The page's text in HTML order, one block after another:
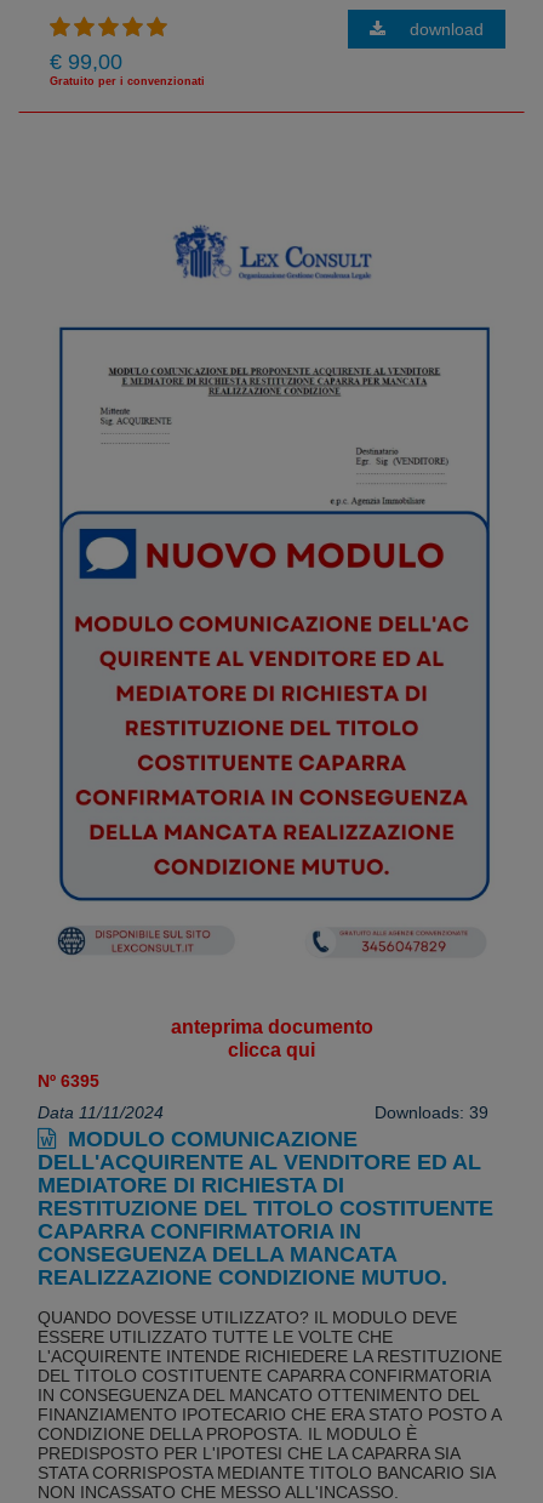
€ 99,00
Gratuito per i convenzionati
download
anteprima documento
clicca qui
Nº 6395
Data 11/11/2024
Downloads: 39
MODULO COMUNICAZIONE
DELL'ACQUIRENTE AL VENDITORE ED AL
MEDIATORE DI RICHIESTA DI
RESTITUZIONE DEL TITOLO COSTITUENTE
CAPARRA CONFIRMATORIA IN
CONSEGUENZA DELLA MANCATA
REALIZZAZIONE CONDIZIONE MUTUO.
QUANDO DOVESSE UTILIZZATO? IL MODULO DEVE
ESSERE UTILIZZATO TUTTE LE VOLTE CHE
L'ACQUIRENTE INTENDE RICHIEDERE LA RESTITUZIONE
DEL TITOLO COSTITUENTE CAPARRA CONFIRMATORIA
IN CONSEGUENZA DEL MANCATO OTTENIMENTO DEL
FINANZIAMENTO IPOTECARIO CHE ERA STATO POSTO A
CONDIZIONE DELLA PROPOSTA. IL MODULO È
PREDISPOSTO PER L'IPOTESI CHE LA CAPARRA SIA
STATA CORRISPOSTA MEDIANTE TITOLO BANCARIO SIA
NON INCASSATO CHE MESSO ALL'INCASSO.